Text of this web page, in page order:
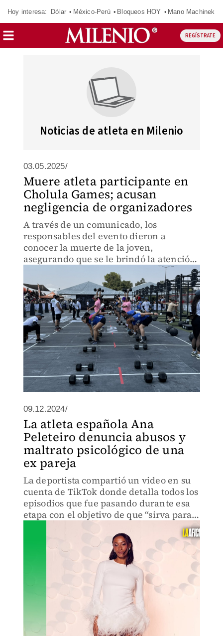
Hoy interesa: Dólar México-Perú Bloqueos HOY Mano Machinek
REGÍSTRATE
Noticias de atleta en Milenio
03.05.2025/
Muere atleta participante en
Cholula Games; acusan
negligencia de organizadores
A través de un comunicado, los
responsables del evento dieron a
conocer la muerte de la joven,
asegurando que se le brindó la atención
09.12.2024/
La atleta española Ana
Peleteiro denuncia abusos y
maltrato psicológico de una
ex pareja
La deportista compartió un video en su
cuenta de TikTok donde detalla todos los
episodios que fue pasando durante esa
etapa con el objetivo de que “sirva para